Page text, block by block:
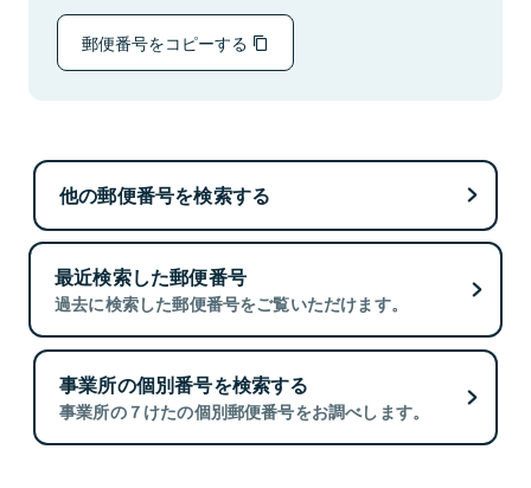
郵便番号をコピーする
他の郵便番号を検索する
最近検索した郵便番号
過去に検索した郵便番号をご覧いただけます。
事業所の個別番号を検索する
事業所の７けたの個別郵便番号をお調べします。